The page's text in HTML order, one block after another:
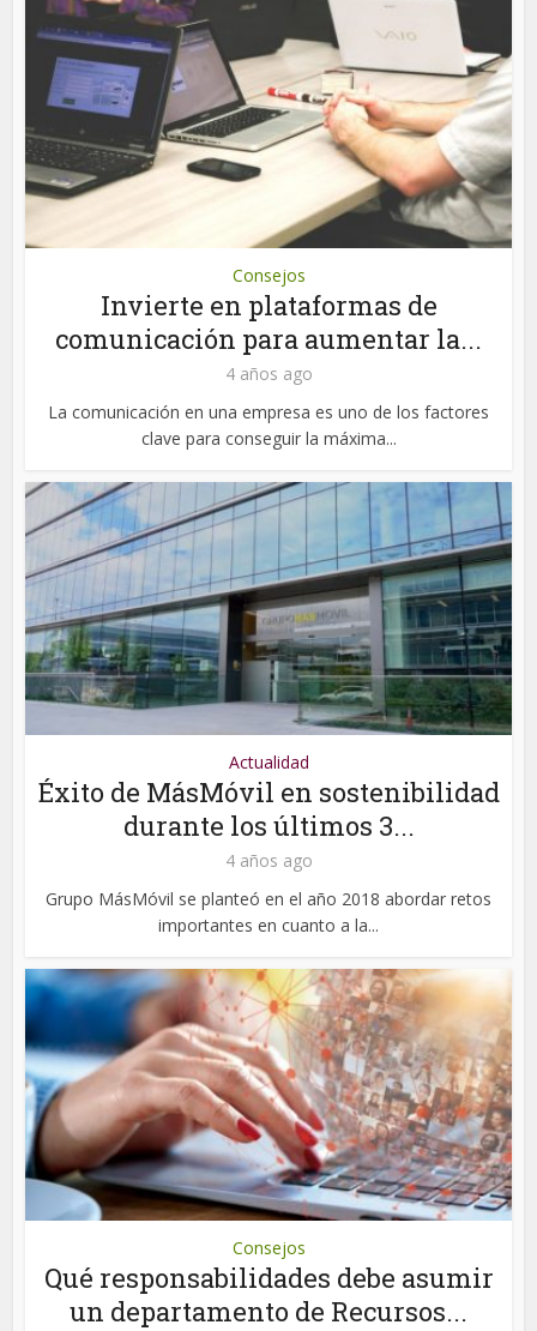
Consejos
Invierte en plataformas de
comunicación para aumentar la...
4 años ago
La comunicación en una empresa es uno de los factores
clave para conseguir la máxima...
Actualidad
Éxito de MásMóvil en sostenibilidad
durante los últimos 3...
4 años ago
Grupo MásMóvil se planteó en el año 2018 abordar retos
importantes en cuanto a la...
Consejos
Qué responsabilidades debe asumir
un departamento de Recursos...